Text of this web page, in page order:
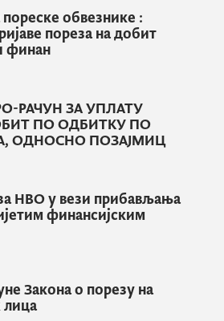
стрпљењу и разумијевању,
пријаве
обвезнике :
пореза на добит
финан
РАЧУН ЗА УПЛАТУ
ПО ОДБИТКУ ПО
ОДНОСНО ПОЗАЈМИЦ
НВО у вези прибављања
финансијским
Закона о порезу на
лица